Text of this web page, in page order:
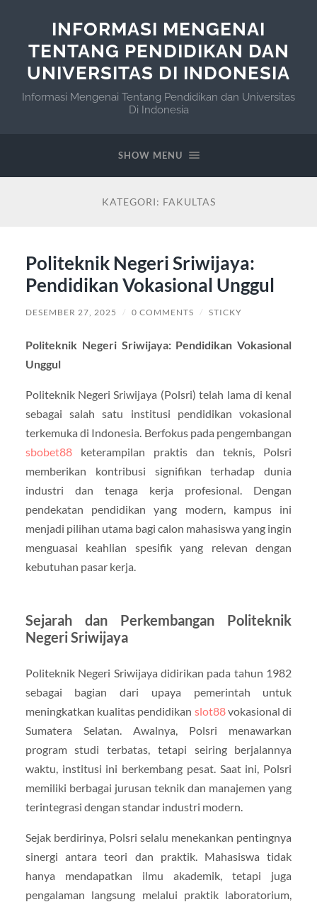
INFORMASI MENGENAI
TENTANG PENDIDIKAN DAN
UNIVERSITAS DI INDONESIA
Informasi Mengenai Tentang Pendidikan dan Universitas
Di Indonesia
SHOW MENU
KATEGORI: FAKULTAS
Politeknik Negeri Sriwijaya:
Pendidikan Vokasional Unggul
DESEMBER 27, 2025 / 0 COMMENTS / STICKY
Politeknik Negeri Sriwijaya: Pendidikan Vokasional
Unggul
Politeknik Negeri Sriwijaya (Polsri) telah lama di kenal
sebagai salah satu institusi pendidikan vokasional
terkemuka di Indonesia. Berfokus pada pengembangan
sbobet88keterampilan praktis dan teknis, Polsri
memberikan kontribusi signifikan terhadap dunia
industri dan tenaga kerja profesional. Dengan
pendekatan pendidikan yang modern, kampus ini
menjadi pilihan utama bagi calon mahasiswa yang ingin
menguasai keahlian spesifik yang relevan dengan
kebutuhan pasar kerja.
Sejarah dan Perkembangan Politeknik
Negeri Sriwijaya
Politeknik Negeri Sriwijaya didirikan pada tahun 1982
sebagai bagian dari upaya pemerintah untuk
meningkatkan kualitas pendidikan slot88vokasional di
Sumatera Selatan. Awalnya, Polsri menawarkan
program studi terbatas, tetapi seiring berjalannya
waktu, institusi ini berkembang pesat. Saat ini, Polsri
memiliki berbagai jurusan teknik dan manajemen yang
terintegrasi dengan standar industri modern.
Sejak berdirinya, Polsri selalu menekankan pentingnya
sinergi antara teori dan praktik. Mahasiswa tidak
hanya mendapatkan ilmu akademik, tetapi juga
pengalaman langsung melalui praktik laboratorium,